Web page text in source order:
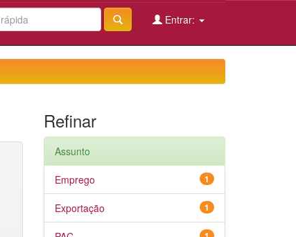
Entrar:
Refinar
Assunto
1
Emprego
1
Exportação